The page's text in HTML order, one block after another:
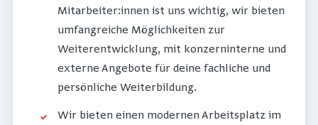
Mitarbeiter:innen ist uns wichtig, wir bieten
umfangreiche Möglichkeiten zur
Weiterentwicklung, mit konzerninterne und
externe Angebote für deine fachliche und
persönliche Weiterbildung.
Wir bieten einen modernen Arbeitsplatz im